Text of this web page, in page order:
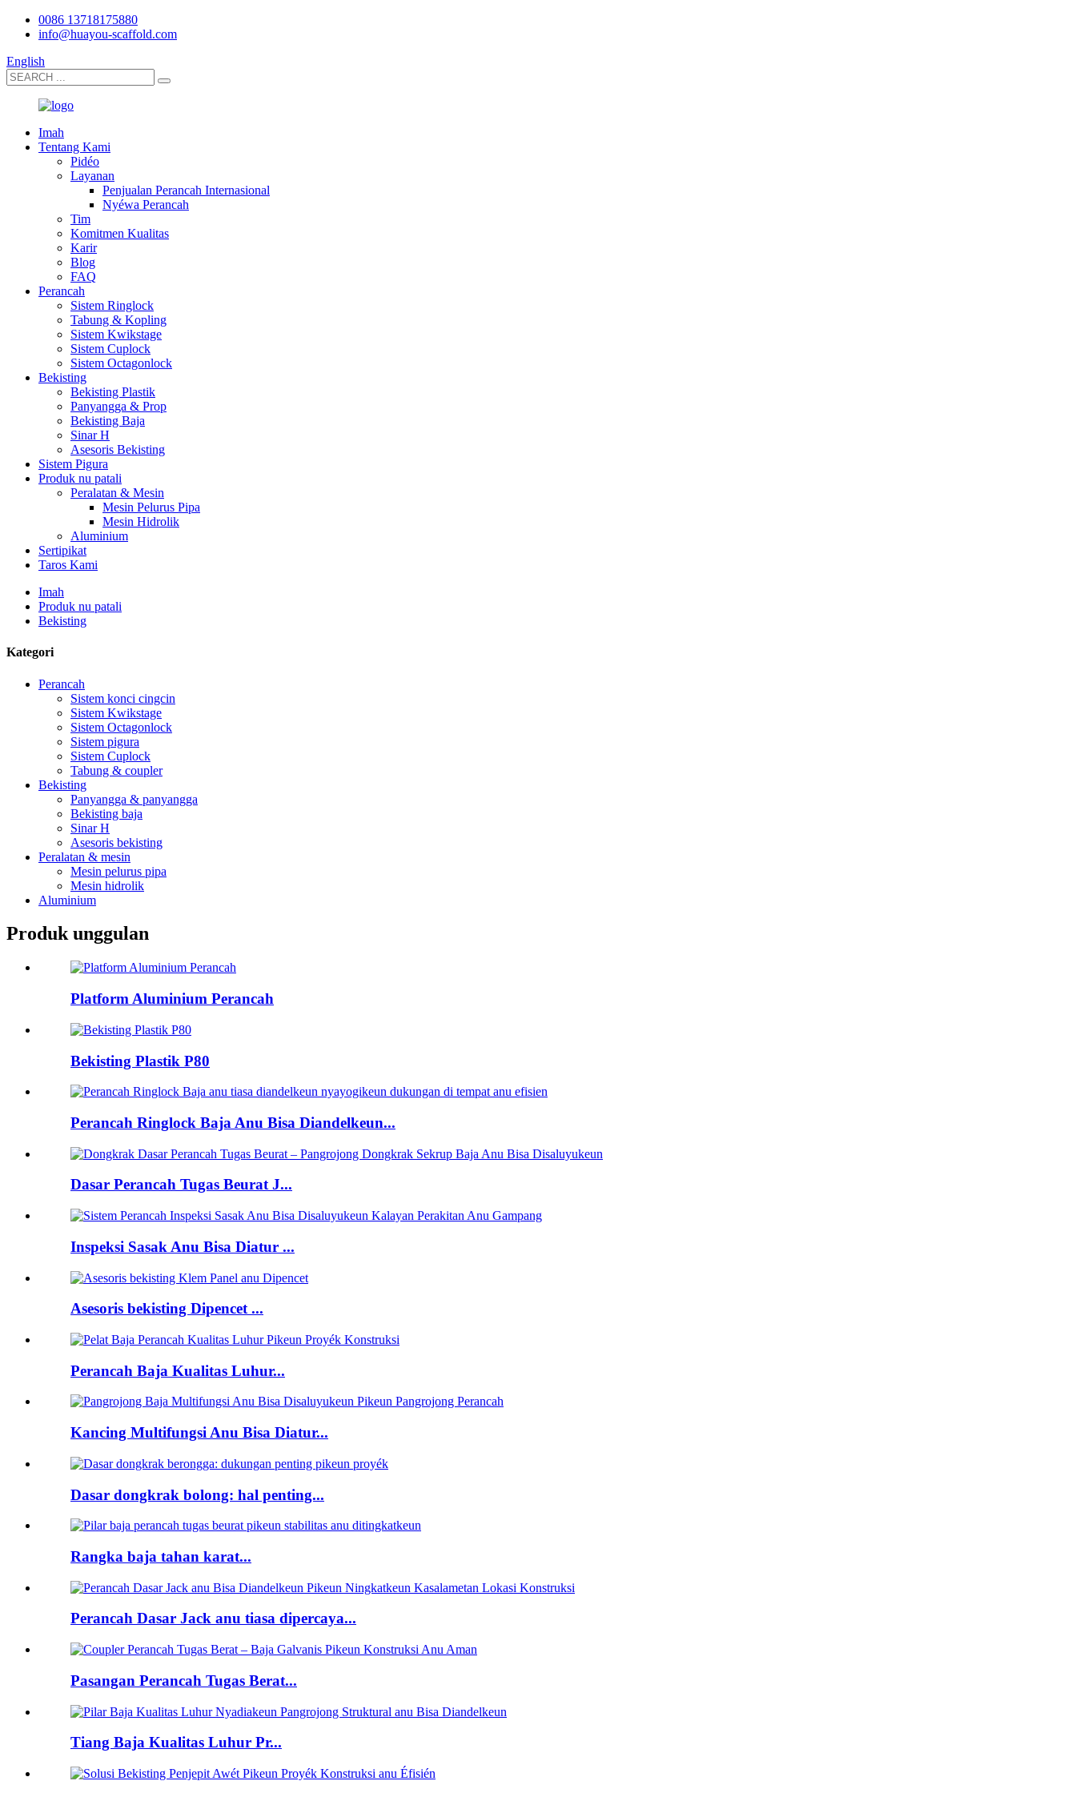
0086 13718175880
info@huayou-scaffold.com
English
Imah
Tentang Kami
Pidéo
Layanan
Penjualan Perancah Internasional
Nyéwa Perancah
Tim
Komitmen Kualitas
Karir
Blog
FAQ
Perancah
Sistem Ringlock
Tabung & Kopling
Sistem Kwikstage
Sistem Cuplock
Sistem Octagonlock
Bekisting
Bekisting Plastik
Panyangga & Prop
Bekisting Baja
Sinar H
Asesoris Bekisting
Sistem Pigura
Produk nu patali
Peralatan & Mesin
Mesin Pelurus Pipa
Mesin Hidrolik
Aluminium
Sertipikat
Taros Kami
Imah
Produk nu patali
Bekisting
Kategori
Perancah
Sistem konci cingcin
Sistem Kwikstage
Sistem Octagonlock
Sistem pigura
Sistem Cuplock
Tabung & coupler
Bekisting
Panyangga & panyangga
Bekisting baja
Sinar H
Asesoris bekisting
Peralatan & mesin
Mesin pelurus pipa
Mesin hidrolik
Aluminium
Produk unggulan
Platform Aluminium Perancah
Bekisting Plastik P80
Perancah Ringlock Baja Anu Bisa Diandelkeun...
Dasar Perancah Tugas Beurat J...
Inspeksi Sasak Anu Bisa Diatur ...
Asesoris bekisting Dipencet ...
Perancah Baja Kualitas Luhur...
Kancing Multifungsi Anu Bisa Diatur...
Dasar dongkrak bolong: hal penting...
Rangka baja tahan karat...
Perancah Dasar Jack anu tiasa dipercaya...
Pasangan Perancah Tugas Berat...
Tiang Baja Kualitas Luhur Pr...